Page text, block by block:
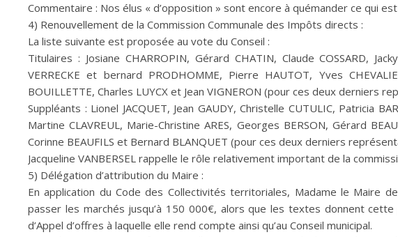
Commentaire : Nos élus « d’opposition » sont encore à quémander ce qui
4) Renouvellement de la Commission Communale des Impôts directs :
La liste suivante est proposée au vote du Conseil :
Titulaires : Josiane CHARROPIN, Gérard CHATIN, Claude COSSARD,
VERRECKE et bernard PRODHOMME, Pierre HAUTOT, Yves
BOUILLETTE, Charles LUYCX et Jean VIGNERON (pour ces deux derniers
Suppléants : Lionel JACQUET, Jean GAUDY, Christelle CUTULIC, Patricia
Martine CLAVREUL, Marie-Christine ARES, Georges BERSON, Gérard
Corinne BEAUFILS et Bernard BLANQUET (pour ces deux derniers
Jacqueline VANBERSEL rappelle le rôle relativement important de la
5) Délégation d’attribution du Maire :
En application du Code des Collectivités territoriales, Madame le Maire
passer les marchés jusqu’à 150 000€, alors que les textes donnent
d’Appel d’offres à laquelle elle rend compte ainsi qu’au Conseil municipal.